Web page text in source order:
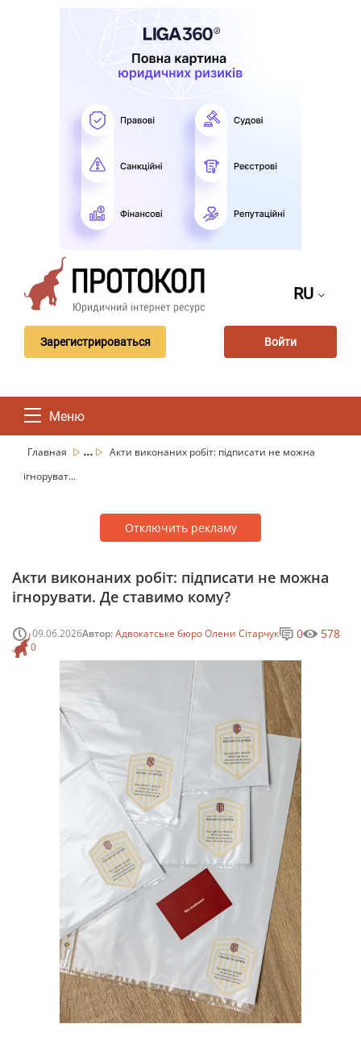
RU
Зарегистрироваться Войти
Меню
Главная ...
Акти виконаних робіт: підписати не можна
ігноруват...
Отключить рекламу
Акти виконаних робіт: підписати не можна
ігнорувати. Де ставимо кому?
09.06.2026Автор:Адвокатське бюро Олени Сітарчук
0
0 578